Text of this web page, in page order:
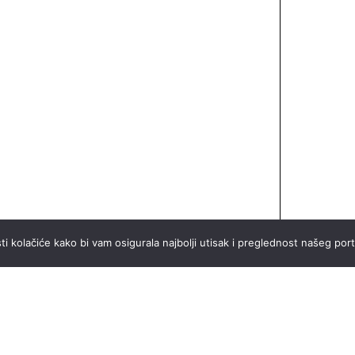
kolačiće kako bi vam osigurala najbolji utisak i preglednost našeg